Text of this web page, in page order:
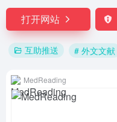
打开网站
互助推送 # 外文文献
MedReading